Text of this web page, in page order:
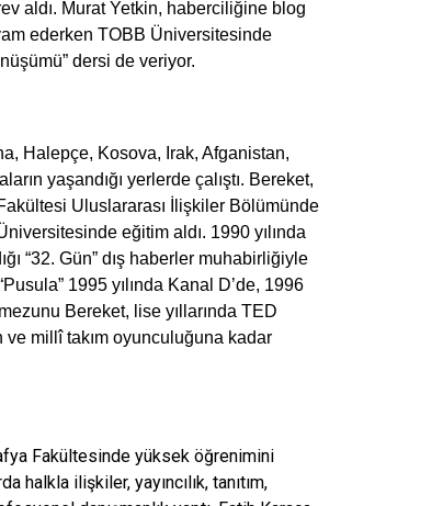
aldı. Murat Yetkin, haberciliğine blog
ederken TOBB Üniversitesinde
dersi de veriyor.
Halepçe, Kosova, Irak, Afganistan,
yaşandığı yerlerde çalıştı. Bereket,
Uluslararası İlişkiler Bölümünde
eğitim aldı. 1990 yılında
“32. Gün” dış haberler muhabirliğiyle
1995 yılında Kanal D’de, 1996
Bereket, lise yıllarında TED
millî takım oyunculuğuna kadar
Fakültesinde yüksek öğrenimini
halkla ilişkiler, yayıncılık, tanıtım,